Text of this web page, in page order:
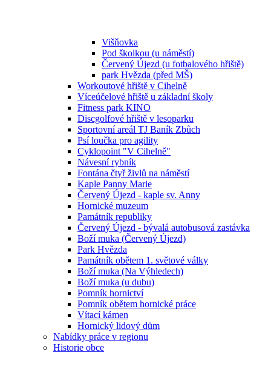
Višňovka
Pod školkou (u náměstí)
Červený Újezd (u fotbalového hřiště)
park Hvězda (před MŠ)
Workoutové hřiště v Cihelně
Víceúčelové hřiště u základní školy
Fitness park KINO
Discgolfové hřiště v lesoparku
Sportovní areál TJ Baník Zbůch
Psí loučka pro agility
Cyklopoint "V Cihelně"
Návesní rybník
Fontána čtyř živlů na náměstí
Kaple Panny Marie
Červený Újezd - kaple sv. Anny
Hornické muzeum
Památník republiky
Červený Újezd - bývalá autobusová zastávka
Boží muka (Červený Újezd)
Park Hvězda
Památník obětem 1. světové války
Boží muka (Na Výhledech)
Boží muka (u dubu)
Pomník hornictví
Pomník obětem hornické práce
Vítací kámen
Hornický lidový dům
Nabídky práce v regionu
Historie obce